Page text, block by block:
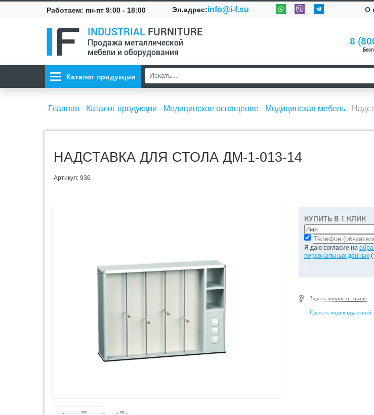
Работаем: пн-пт 9:00 - 18:00 Эл.адрес:info@i-f.su О
INDUSTRIAL FURNITURE
Продажа металлической
мебели и оборудования
8
Каталог продукции
Главная - Каталог продукции - Медицинское оснащение - Медицинская мебель -
НАДСТАВКА ДЛЯ СТОЛА ДМ-1-013-14
Артикул: 936
КУПИТЬ В 1 КЛИК
Я даю согласие на
персональных данных
Задать вопрос о товаре
Сделать индивидуальный